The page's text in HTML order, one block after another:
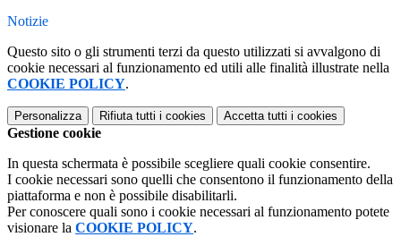
Notizie
Questo sito o gli strumenti terzi da questo utilizzati si avvalgono di
cookie necessari al funzionamento ed utili alle finalità illustrate nella
COOKIE POLICY.
Personalizza Rifiuta tutti i cookies Accetta tutti i cookies
Gestione cookie
In questa schermata è possibile scegliere quali cookie consentire.
I cookie necessari sono quelli che consentono il funzionamento della
piattaforma e non è possibile disabilitarli.
Per conoscere quali sono i cookie necessari al funzionamento potete
visionare la COOKIE POLICY.